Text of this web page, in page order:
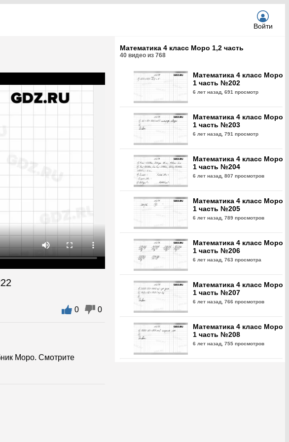
Войти
0 0
Моро. Смотрите
Математика 4 класс Моро 1,2 часть
40 видео из 768
Математика 4 класс Моро
1 часть №202
6 лет назад, 691 просмотр
Математика 4 класс Моро
1 часть №203
6 лет назад, 791 просмотр
Математика 4 класс Моро
1 часть №204
6 лет назад, 807 просмотров
Математика 4 класс Моро
1 часть №205
6 лет назад, 789 просмотров
Математика 4 класс Моро
1 часть №206
6 лет назад, 763 просмотра
Математика 4 класс Моро
1 часть №207
6 лет назад, 766 просмотров
Математика 4 класс Моро
1 часть №208
6 лет назад, 755 просмотров